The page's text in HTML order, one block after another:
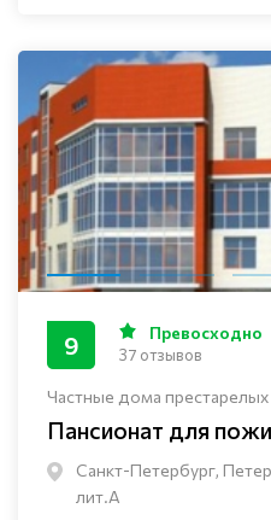
Частные дома
Пансионат для
Санкт-Петербург,
лит.А
9 Превосходно
37 отзывов